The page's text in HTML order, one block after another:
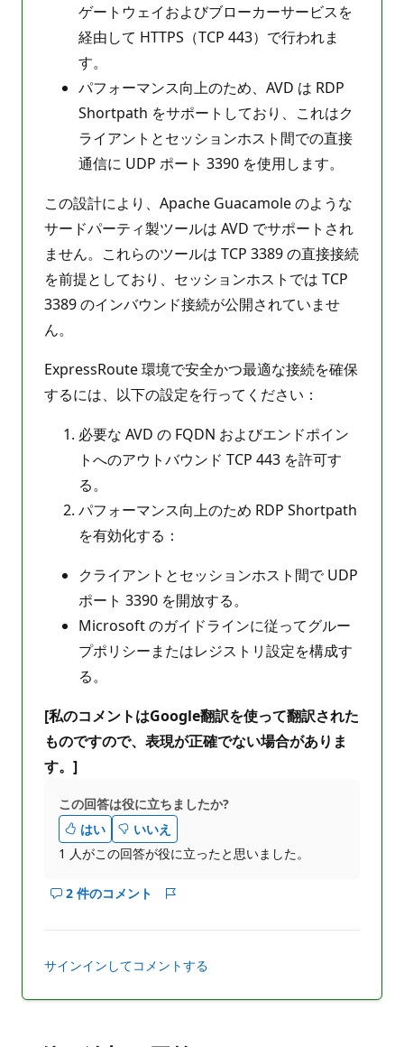
ゲートウェイおよびブローカーサービスを
経由して HTTPS（TCP 443）で行われま
す。
パフォーマンス向上のため、AVD は RDP
Shortpath をサポートしており、これはク
ライアントとセッションホスト間での直接
通信に UDP ポート 3390 を使用します。
この設計により、Apache Guacamole のような
サードパーティ製ツールは AVD でサポートされ
ません。これらのツールは TCP 3389 の直接接続
を前提としており、セッションホストでは TCP
3389 のインバウンド接続が公開されていませ
ん。
ExpressRoute 環境で安全かつ最適な接続を確保
するには、以下の設定を行ってください：
必要な AVD の FQDN およびエンドポイン
トへのアウトバウンド TCP 443 を許可す
る。
パフォーマンス向上のため RDP Shortpath
を有効化する：
クライアントとセッションホスト間で UDP
ポート 3390 を開放する。
Microsoft のガイドラインに従ってグルー
プポリシーまたはレジストリ設定を構成す
る。
[私のコメントはGoogle翻訳を使って翻訳された
ものですので、表現が正確でない場合がありま
す。]
この回答は役に立ちましたか?
はい
いいえ
1 人がこの回答が役に立ったと思いました。
2 件のコメント
こ
答
の
コ
ト
サインインしてコメントする